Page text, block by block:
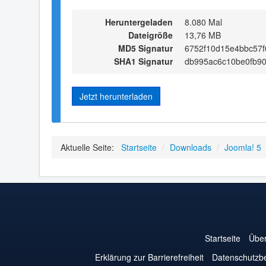
Heruntergeladen
8.080 Mal
Dateigröße
13,76 MB
MD5 Signatur
SHA1 Signatur
Jetzt herunterladen
Aktuelle Seite: Startseite / Downloads / Joomla! 5
Startseite
Erklärung zur Barrierefreiheit